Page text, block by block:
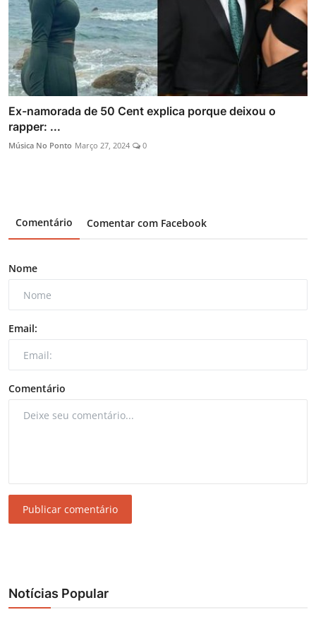
Ex-namorada de 50 Cent explica porque deixou o
rapper: ...
Música No Ponto Março 27, 2024 0
Comentário Comentar com Facebook
Nome
Email:
Comentário
Publicar comentário
Notícias Popular